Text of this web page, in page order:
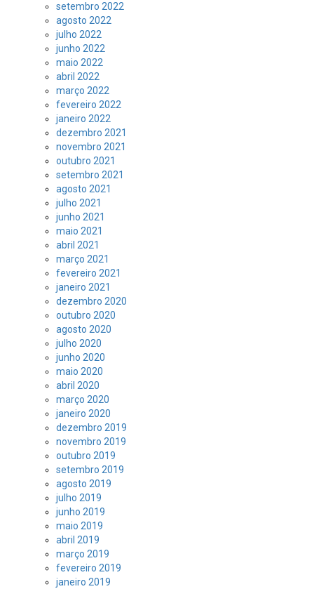
setembro 2022
agosto 2022
julho 2022
junho 2022
maio 2022
abril 2022
março 2022
fevereiro 2022
janeiro 2022
dezembro 2021
novembro 2021
outubro 2021
setembro 2021
agosto 2021
julho 2021
junho 2021
maio 2021
abril 2021
março 2021
fevereiro 2021
janeiro 2021
dezembro 2020
outubro 2020
agosto 2020
julho 2020
junho 2020
maio 2020
abril 2020
março 2020
janeiro 2020
dezembro 2019
novembro 2019
outubro 2019
setembro 2019
agosto 2019
julho 2019
junho 2019
maio 2019
abril 2019
março 2019
fevereiro 2019
janeiro 2019